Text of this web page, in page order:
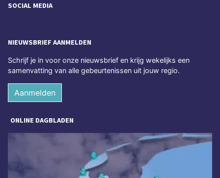
SOCIAL MEDIA
NIEUWSBRIEF AANMELDEN
Schrijf je in voor onze nieuwsbrief en krijg wekelijks een
samenvatting van alle gebeurtenissen uit jouw regio.
Aanmelden
ONLINE DAGBLADEN